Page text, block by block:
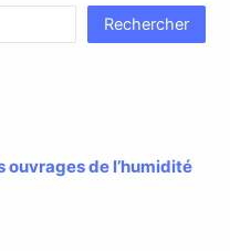
Rechercher
ouvrages de l’humidité